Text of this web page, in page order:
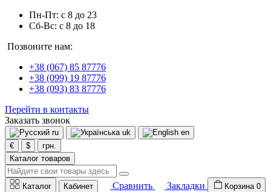
Пн-Пт: с 8 до 23
Сб-Вс: с 8 до 18
Позвоните нам:
+38 (067) 85 87776
+38 (099) 19 87776
+38 (093) 83 87776
Перейти в контакты
Заказать звонок
ru uk
en
€
$
грн.
Каталог товаров
Каталог Кабинет Сравнить Закладки Корзина 0